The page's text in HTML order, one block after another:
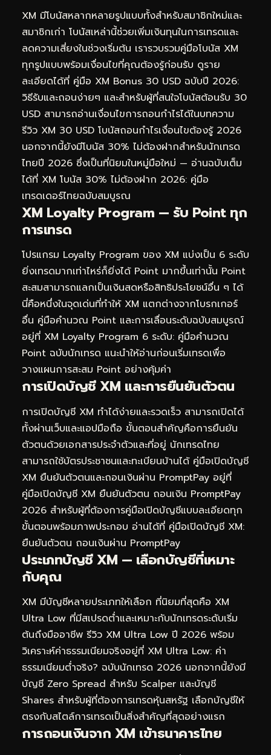
XM มีโบนัสหลากหลายรูปแบบทั้งสำหรับสมาชิกใหม่และ
สมาชิกเก่า โบนัสเหล่านี้ช่วยเพิ่มเงินทุนในการเทรดและ
ลดความเสี่ยงในช่วงเริ่มต้น เรารวบรวมคู่มือโบนัส XM
ทุกรูปแบบพร้อมเงื่อนไขที่คุณต้องรู้ก่อนรับ ดูราย
ละเอียดได้ที่ คู่มือ XM Bonus 30 USD ฉบับปี 2026:
วิธีรับและถอนง่ายๆ และสำหรับผู้ที่สนใจโบนัสต้อนรับ 30
USD สามารถอ่านเงื่อนไขการถอนกำไรได้ในบทความ
รีวิว XM 30 USD โบนัสถอนกำไรเงื่อนไขต้องรู้ 2026
นอกจากนี้ยังมีโบนัส 30% ไม่ต้องฝากสำหรับนักเทรด
ไทยปี 2026 ซึ่งเป็นที่นิยมในหมู่มือใหม่ — อ่านฉบับเต็ม
ได้ที่ XM โบนัส 30% ไม่ต้องฝาก 2026: คู่มือ
เทรดเดอร์ไทยฉบับสมบูรณ
XM Loyalty Program — รับ Point ทุก
การเทรด
โปรแกรม Loyalty Program ของ XM แบ่งเป็น 6 ระดับ
ยิ่งเทรดมากเท่าไหร่ก็ยิ่งได้ Point มากขึ้นเท่านั้น Point
สะสมสามารถแลกเป็นเงินสดหรือสิทธิประโยชน์อื่น ๆ ได้
นี่คือหนึ่งในจุดเด่นที่ทำให้ XM แตกต่างจากโบรกเกอร์
อื่น คู่มือคำนวณ Point และการเลื่อนระดับฉบับสมบูรณ์
อยู่ที่ XM Loyalty Program 6 ระดับ: คู่มือคำนวณ
Point ฉบับนักเทรด แนะนำให้อ่านก่อนเริ่มเทรดเพื่อ
วางแผนการสะสม Point อย่างคุ้มค่า
การเปิดบัญชี XM และการยืนยันตัวตน
การเปิดบัญชี XM ทำได้ง่ายและรวดเร็ว สามารถเปิดได้
ทั้งผ่านเว็บและแอปมือถือ ขั้นตอนสำคัญคือการยืนยัน
ตัวตนด้วยเอกสารประจำตัวและที่อยู่ นักเทรดไทย
สามารถใช้บัตรประชาชนและทะเบียนบ้านได้ คู่มือเปิดบัญชี
XM ยืนยันตัวตนและถอนเงินผ่าน PromptPay อยู่ที่
คู่มือเปิดบัญชี XM ยืนยันตัวตน ถอนเงิน PromptPay
2026 สำหรับผู้ที่ต้องการคู่มือเปิดบัญชีแบบละเอียดทุก
ขั้นตอนพร้อมภาพประกอบ อ่านได้ที่ คู่มือเปิดบัญชี XM:
ยืนยันตัวตน ถอนเงินผ่าน PromptPay
ประเภทบัญชี XM — เลือกบัญชีที่เหมาะ
กับคุณ
XM มีบัญชีหลายประเภทให้เลือก ที่นิยมที่สุดคือ XM
Ultra Low ที่มีสเปรดต่ำและเหมาะกับนักเทรดระดับเริ่ม
ต้นถึงมืออาชีพ รีวิว XM Ultra Low ปี 2026 พร้อม
วิเคราะห์ค่าธรรมเนียมจริงอยู่ที่ XM Ultra Low: ค่า
ธรรมเนียมต่ำจริง? ฉบับนักเทรด 2026 นอกจากนี้ยังมี
บัญชี Zero Spread สำหรับ Scalper และบัญชี
Shares สำหรับผู้ที่ต้องการเทรดหุ้นสหรัฐ เลือกบัญชีให้
ตรงกับสไตล์การเทรดเป็นสิ่งสำคัญที่สุดอย่างแรก
การถอนเงินจาก XM เข้าธนาคารไทย